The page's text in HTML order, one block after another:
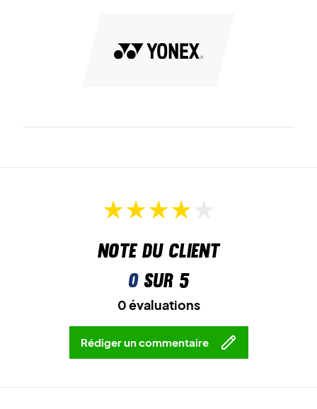
Note du client
0sur 5
0 évaluations
Rédiger un commentaire